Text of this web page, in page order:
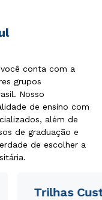
conta com a
grupos
Nosso
de ensino com
além de
de graduação e
de escolher a
Trilhas